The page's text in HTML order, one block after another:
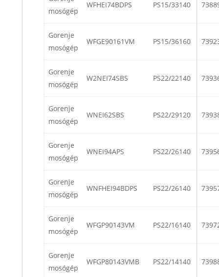
mosógép
WFHEI74BDPS PS15/33140
Gorenje
mosógép
WFGE90161VM PS15/36160
Gorenje
mosógép
W2NEI74SBS PS22/22140
Gorenje
mosógép
WNEI62SBS PS22/29120
Gorenje
mosógép
WNEI94APS PS22/26140
Gorenje
mosógép
WNFHEI94BDPS PS22/26140
Gorenje
mosógép
WFGP90143VM PS22/16140
Gorenje
mosógép
WFGP80143VMB PS22/14140